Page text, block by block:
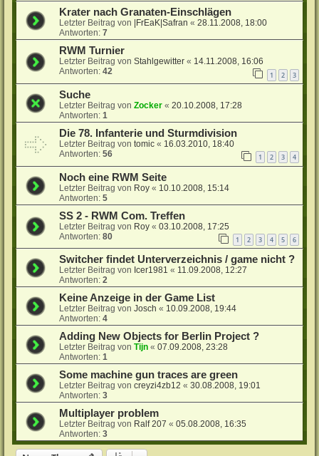
Krater nach Granaten-Einschlägen
Letzter Beitrag von |FrEaK|Safran «28.11.2008, 18:00
Antworten:7
RWM Turnier
Letzter Beitrag vonStahlgewitter « 14.11.2008, 16:06
Antworten:42 1 2 3
Suche
Letzter Beitrag vonZocker «20.10.2008, 17:28
Antworten:1
Die 78. Infanterie und Sturmdivision
Letzter Beitrag vontomic « 16.03.2010, 18:40
Antworten:56 1 2 3 4
Noch eine RWM Seite
Letzter Beitrag von Roy « 10.10.2008, 15:14
Antworten:5
SS 2 - RWM Com. Treffen
Letzter Beitrag von Roy «03.10.2008, 17:25
Antworten:80 1 2 3 4 5 6
Switcher findet Unterverzeichnis / game nicht ?
Letzter Beitrag von Icer1981 « 11.09.2008, 12:27
Antworten:2
Keine Anzeige in der Game List
Letzter Beitrag vonJosch « 10.09.2008, 19:44
Antworten:4
Adding New Objects for Berlin Project ?
Letzter Beitrag vonTijn «07.09.2008, 23:28
Antworten:1
Some machine gun traces are green
Letzter Beitrag voncreyzi4zb12 «30.08.2008, 19:01
Antworten:3
Multiplayer problem
Letzter Beitrag von Ralf 207 «05.08.2008, 16:35
Antworten:3